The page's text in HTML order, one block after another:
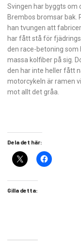
Svingen har byggts om
Brembos bromsar bak.
han tvungen att
har fått stå för
den race-betoning som
massa kolfiber på sig.
den har inte heller fått
motorcykeln är ramen
mot allt det gråa.
Dela det här:
Gilla detta: